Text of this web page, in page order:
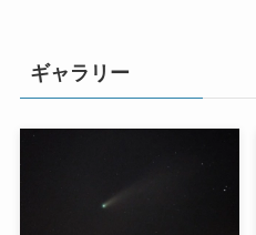
ギャラリー